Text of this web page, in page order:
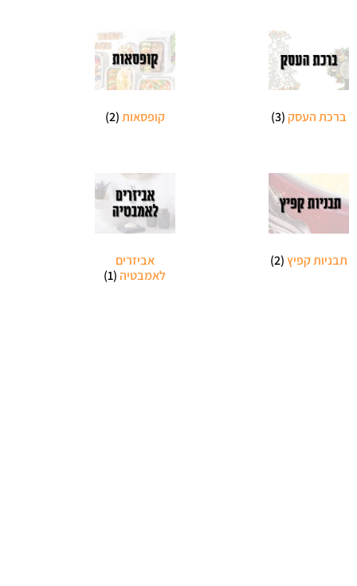
ברכת העסק(3) קופסאות(2)
תבניות קפיץ(2)
אביזרים
לאמבטיה(1)